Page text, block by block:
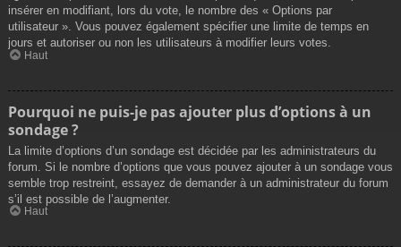
insérer en modifiant, lors du vote, le nombre des « Options par
utilisateur ». Vous pouvez également spécifier une limite de temps en
jours et autoriser ou non les utilisateurs à modifier leurs votes.
Haut
Pourquoi ne puis-je pas ajouter plus d’options à un
sondage ?
La limite d’options d’un sondage est décidée par les administrateurs du
forum. Si le nombre d’options que vous pouvez ajouter à un sondage vous
semble trop restreint, essayez de demander à un administrateur du forum
s’il est possible de l’augmenter.
Haut